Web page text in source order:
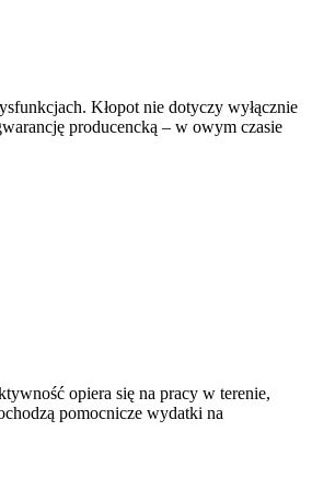
Kłopot nie dotyczy wyłącznie
producencką – w owym czasie
opiera się na pracy w terenie,
pomocnicze wydatki na